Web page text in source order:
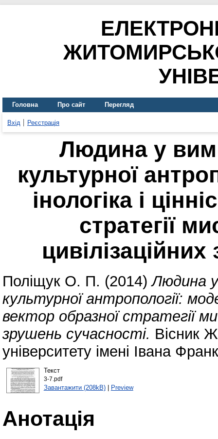
Головна Про сайт Перегляд
Вхід Реєстрація
Людина у
культурної
інологіка і
стратегії
Поліщук О. П. (2014)Людина
культурної антропології:
вектор образної стратегії
зрушень сучасності. Вісник
університету імені Івана
Текст
3-7.pdf
Завантажити (208kB)| Preview
Анотація